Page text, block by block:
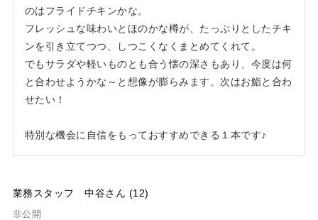
のはフライドチキンかな。
フレッシュな味わいとほのかな樽が、たっぷりとしたチキ
ンを引き立てつつ、しつこくなくまとめてくれて。
でもサラダや軽いものとも合う懐の深さもあり、今度は何
と合わせようかな～と想像が膨らみます。次はお鮨と合わ
せたい！
特別な機会に自信をもっておすすめできる１本です♪
業務スタッフ 中谷 12
非公開